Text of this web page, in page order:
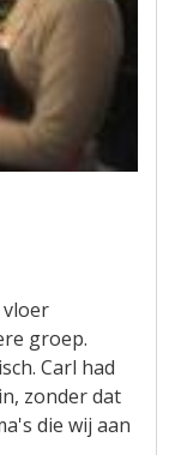
vloer
groep.
Carl had
zonder dat
die wij aan